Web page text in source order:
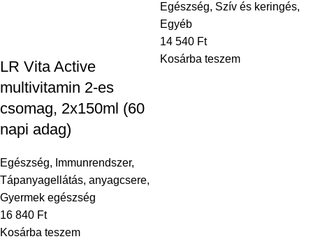
LR Vita Active
multivitamin 2-es
csomag, 2x150ml (60
napi adag)
Egészség, Immunrendszer,
Tápanyagellátás, anyagcsere,
Gyermek egészség
16 840 Ft
Kosárba teszem
Egészség, Szív és keringés,
Egyéb
14 540 Ft
Kosárba teszem